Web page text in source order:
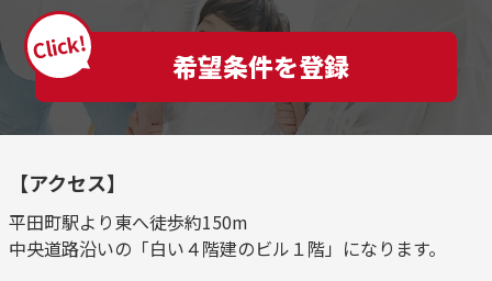
Click!
希望条件を登録
【アクセス】
平田町駅より東へ徒歩約150m
中央道路沿いの「白い４階建のビル１階」になります。